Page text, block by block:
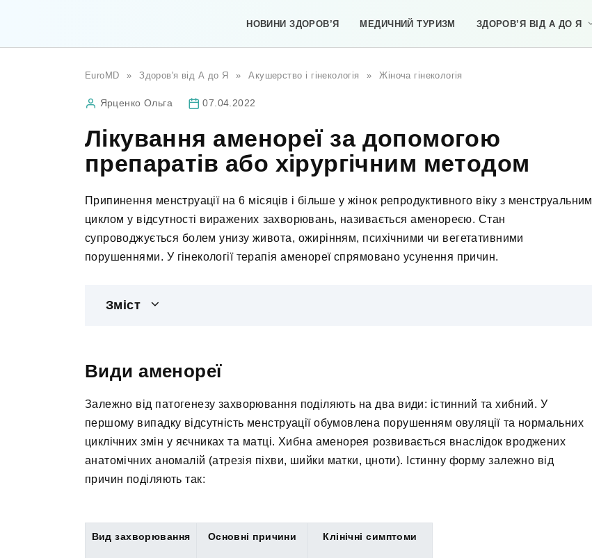
НОВИНИ ЗДОРОВ’Я МЕДИЧНИЙ ТУРИЗМ ЗДОРОВ’Я ВІД А ДО Я
EuroMD » Здоров'я від А до Я » Акушерство і гінекологія » Жіноча гінекологія
Ярценко Ольга 07.04.2022
Лікування аменореї за допомогою
препаратів або хірургічним методом
Припинення менструації на 6 місяців і більше у жінок репродуктивного віку з менструальним
циклом у відсутності виражених захворювань, називається аменореєю. Стан
супроводжується болем унизу живота, ожирінням, психічними чи вегетативними
порушеннями. У гінекології терапія аменореї спрямовано усунення причин.
Зміст
Види аменореї
Залежно від патогенезу захворювання поділяють на два види: істинний та хибний. У
першому випадку відсутність менструації обумовлена ​​порушенням овуляції та нормальних
циклічних змін у яєчниках та матці. Хибна аменорея розвивається внаслідок вроджених
анатомічних аномалій (атрезія піхви, шийки матки, цноти). Істинну форму залежно від
причин поділяють так:
Вид захворювання Основні причини Клінічні симптоми